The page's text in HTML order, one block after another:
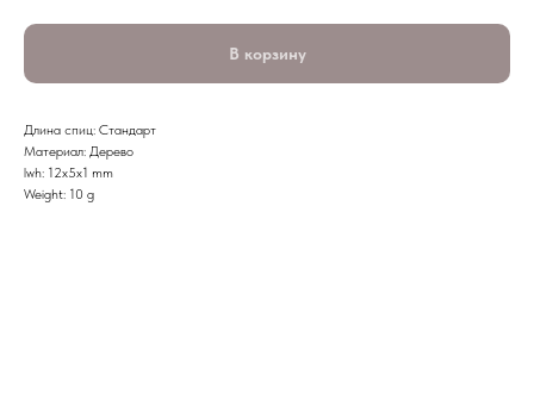
В корзину
Длина спиц: Стандарт
Материал: Дерево
lwh: 12x5x1 mm
Weight: 10 g